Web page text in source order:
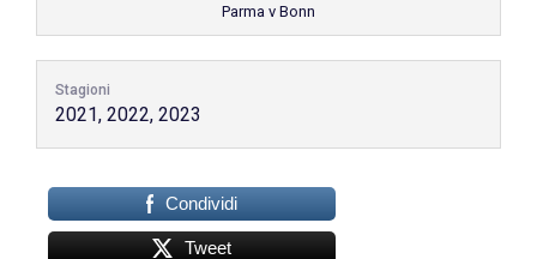
Parma v Bonn
Stagioni
2021, 2022, 2023
Condividi
Tweet